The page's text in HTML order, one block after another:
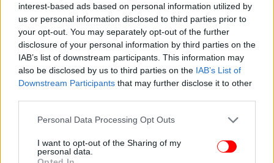
interest-based ads based on personal information utilized by
us or personal information disclosed to third parties prior to
your opt-out. You may separately opt-out of the further
disclosure of your personal information by third parties on the
IAB’s list of downstream participants. This information may
also be disclosed by us to third parties on the IAB’s List of
Downstream Participants that may further disclose it to other
Please note that this website/app uses one or more Google
not limited to your visit or usage behaviour. You may click to
grant or deny consent to Google and its third-party tags to
Personal Data Processing Opt Outs
I want to opt-out of the Sharing of my
personal data.
«Κανένας δεν μπορεί να πει ότι δεν σεβάστηκα.
Τρέφω μεγάλο σεβασμό για τη χώρα και την ομάδα.
Για την ακρίβεια τίποτα δεν έγινε συνειδητά.